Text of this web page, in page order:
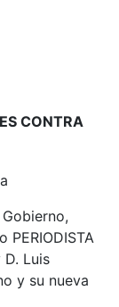
CONTRA
Luis
y su nueva